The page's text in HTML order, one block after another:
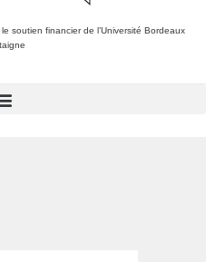
soutien financier de l’Université Bordeaux